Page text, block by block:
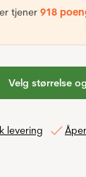
tjener 918
Velg størrelse
levering